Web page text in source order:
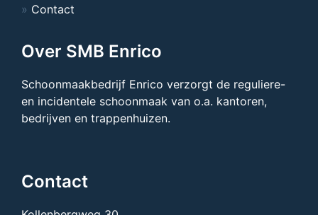
Contact
Over SMB Enrico
Schoonmaakbedrijf Enrico verzorgt de reguliere-
en incidentele schoonmaak van o.a. kantoren,
bedrijven en trappenhuizen.
Contact